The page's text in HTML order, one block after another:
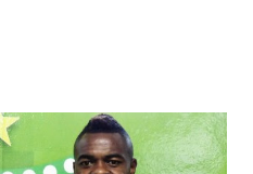
nacional da música de
20h30, no Teatro Benigno
A entrada é franca, porém é